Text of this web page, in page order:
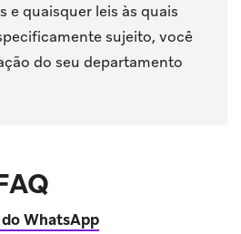
e quaisquer leis às quais
sujeito, você
do seu departamento
WhatsApp